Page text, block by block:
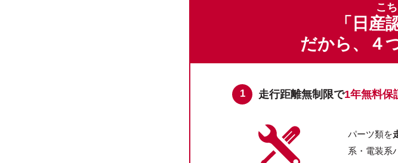
こ
「日産
だから、４
走行距離無制限で1年無料保
パーツ類を
系・電装系